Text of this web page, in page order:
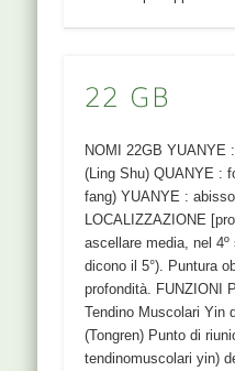
22 GB
NOMI 22GB YUANYE
(Ling Shu) QUANYE :
fang) YUANYE :
LOCALIZZAZIONE
ascellare media, nel
dicono il 5°). Puntura
profondità. FUNZIONI
Tendino Muscolari Yin
(Tongren) Punto di
tendinomuscolari yin)